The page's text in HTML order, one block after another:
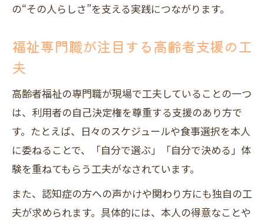
の“その人らしさ”を支える実践につながります。
福祉専門職が注目する高齢者支援の工
夫
高齢者福祉の専門職が現場で工夫していることの一つ
は、利用者の自己決定権を尊重する支援のあり方で
す。たとえば、日々のスケジュールや食事選択を本人
に委ねることで、「自分で選ぶ」「自分で決める」体
験を重ねてもらう工夫がなされています。
また、認知症の方への声かけや関わり方にも独自の工
夫が求められます。具体的には、本人の得意なことや